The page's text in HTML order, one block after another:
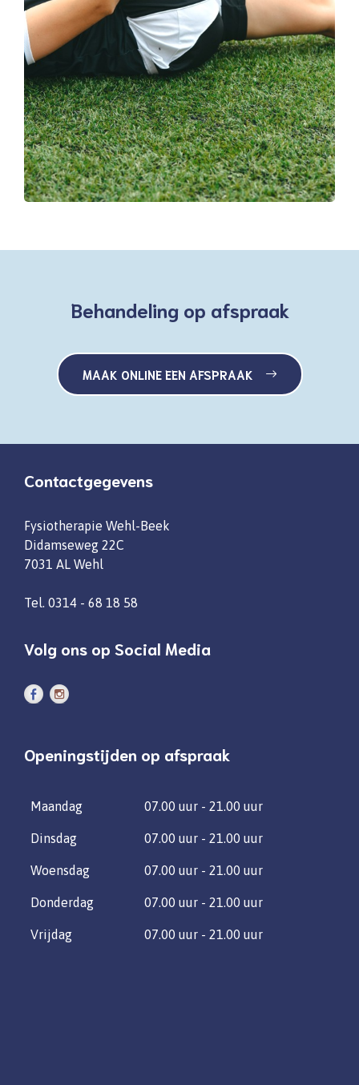
Behandeling op afspraak
MAAK ONLINE EEN AFSPRAAK
Contactgegevens
Fysiotherapie Wehl-Beek
Didamseweg 22C
7031 AL Wehl
Tel. 0314 - 68 18 58
Volg ons op Social Media
Openingstijden op afspraak
Maandag 07.00 uur - 21.00 uur
Dinsdag 07.00 uur - 21.00 uur
Woensdag 07.00 uur - 21.00 uur
Donderdag 07.00 uur - 21.00 uur
Vrijdag 07.00 uur - 21.00 uur